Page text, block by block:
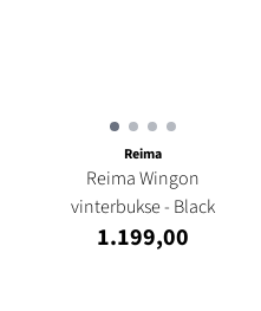
Reima
Reima Wingon
vinterbukse - Black
1.199,00